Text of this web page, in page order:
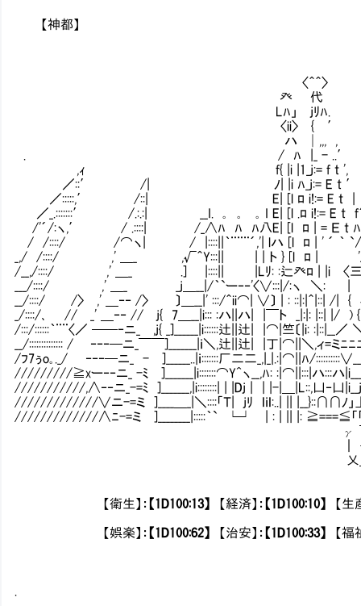
【神都】
〈＾＾〉 ｀Yﾊ
癶 代 Yヘ 〈
Lﾊ」 jﾘﾊ. { .ﾉ, ｿ
〈ii〉 { ′ {'"ﾞﾞ ヽ
ハ │,,, , .|:〈〉 ﾍ__j_ﾊ
. / ﾊ |_ - ..′ |::.〈〉 〈〉ﾍ__
,ｨ f{ |i |1_j:= f t ', {:: 〈〉 〈〉
／::′ /| ﾉ| |i ﾊ_j:= E t ′ '/: 〈〉 〈
／:::::,′ /::| E| [l ﾛ i!:= E t | ＿＿ '/: 〈〉
／_.:::::::′ /.:.:| __I. ｡ ｡ ｡ I E| [l .ﾛ i!:= E t f´ ＿＿｀ヽ
/'´/:ヽ,′ / .::::| /_∧ﾊ ﾊ ﾊ八E| [l ﾛ | = Ｅ t ﾊ'´K＾ヽ ｀
/ /::::/ /⌒ヽ| / |::::||｀¨¨¨´,'| lハ [l ﾛ | ' ´ ｀ `∧乂
_,/ /::::/ ,' ＿_ ,√＾Y:::|| | | ト } [l ﾛ | '/ ＞「
/__,/::::/ ,' ＿_ .] |::::|| |Lﾘ: :辷癶ﾛ | |i 〈三三
___/::::/ ,' ＿_ _j＿__|/｀`ー‐‐'〈∨:::|/:ヽ ＼: | ,ｲ
__/::::/ /〉 ,' ＿‐‐ /〉 〕＿__|' :::/＾ii⌒| ∨〕 | : ::|:|＾
_/::::/､ // _' ＿‐‐ // j{ 7＿__|i::: :ハ||ハ| |￣ト _|:|: |::| |/ ) {
/:::/::::::｀¨¨〈／ ──‐ニ_ ,j{ _]______|i::::::辻||辻| |⌒|竺〔|i: :|::|__／
__/:::::::::::::: / ‐‐‐─ニ_￣￣]_______|ｉ＼,辻||辻| |丁|⌒||＼,ィ=ミﾆ
/ﾌ7ぅo｡._/ ‐‐‐─ニ_ - ]______..|ｉ:::::::厂二二_,|_|.:|⌒||ﾊ/
/////////≧xー‐‐ニ_ -ﾐ ]_______|i:::::::⌒Y^ヽ__,ﾊ: :|⌒||:::|ハ:::ハ
///////////,∧‐‐ニ_-=ﾐ ]_______,|i::::::::| | |Dj | | |-|＿|L::,凵‐凵
/////////////∨ニ-=ミ ]____＿_|＼::::「Ｔ| jﾘ ＩｉＩ:..| || |__}::∩∩ﾉ」
/////////////∧ﾆ-=ミ ]________|:::::｀` └┘ | : | || |: ≧===≦「「「「
γ ￣￣￣￣￣￣￣￣￣
｜ ――さぁ、キリキリ動
乂＿＿＿＿＿＿＿＿＿
【衛生】： 【1D100:13】 【経済】： 【1D100:10】 【生
【娯楽】： 【1D100:62】 【治安】： 【1D100:33】 【福